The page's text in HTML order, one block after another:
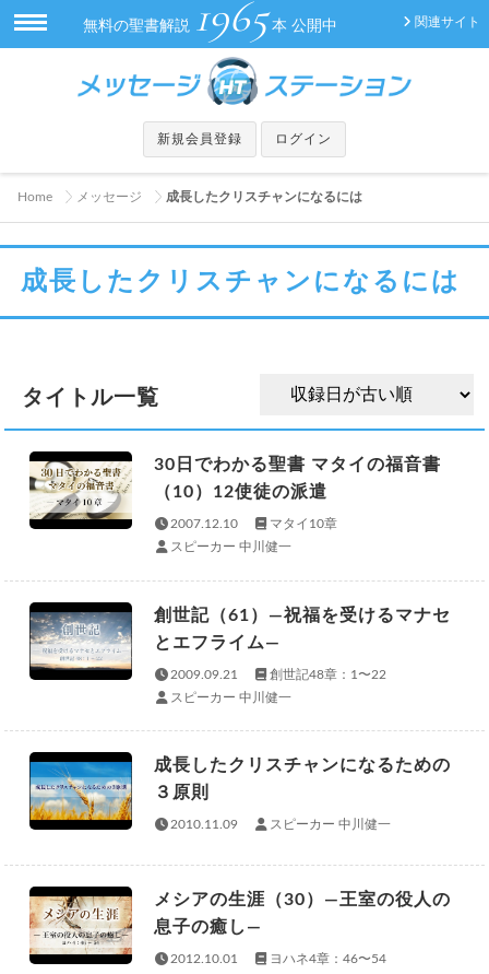
関連サイト
無料の聖書解説 1965 本 公開中
新規会員登録 ログイン
Home メッセージ 成長したクリスチャンになるには
成長したクリスチャンになるには
タイトル一覧
30日でわかる聖書 マタイの福音書
（10）12使徒の派遣
2007.12.10
マタイ10章
スピーカー 中川健一
創世記（61）—祝福を受けるマナセ
とエフライム—
2009.09.21
創世記48章：1〜22
スピーカー 中川健一
成長したクリスチャンになるための
３原則
2010.11.09 スピーカー 中川健一
メシアの生涯（30）—王室の役人の
息子の癒し—
2012.10.01
ヨハネ4章：46〜54